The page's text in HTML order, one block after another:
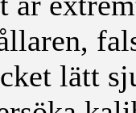
lätt